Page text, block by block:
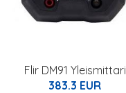
Flir DM91 Yleismittari
383.3 EUR